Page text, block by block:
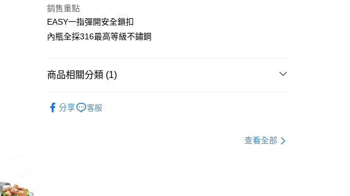
ATM付款
（不含訂購當天與例假日）
銷售重點
EASY一指彈開安全鎖扣
內瓶全採316最高等級不鏽鋼
商品相關分類 (1)
分享
客服
查看全部